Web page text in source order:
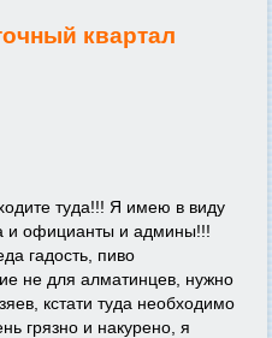
квартал
туда!!! Я имею в виду
и официанты и админы!!!
гадость, пиво
не для алматинцев, нужно
кстати туда необходимо
грязно и накурено, я